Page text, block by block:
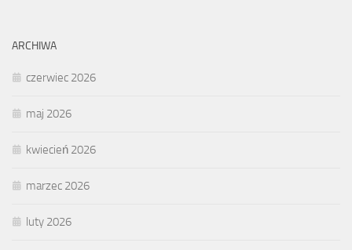
ARCHIWA
czerwiec 2026
maj 2026
kwiecień 2026
marzec 2026
luty 2026